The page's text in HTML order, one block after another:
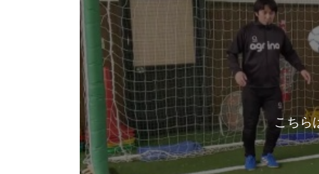
こちら